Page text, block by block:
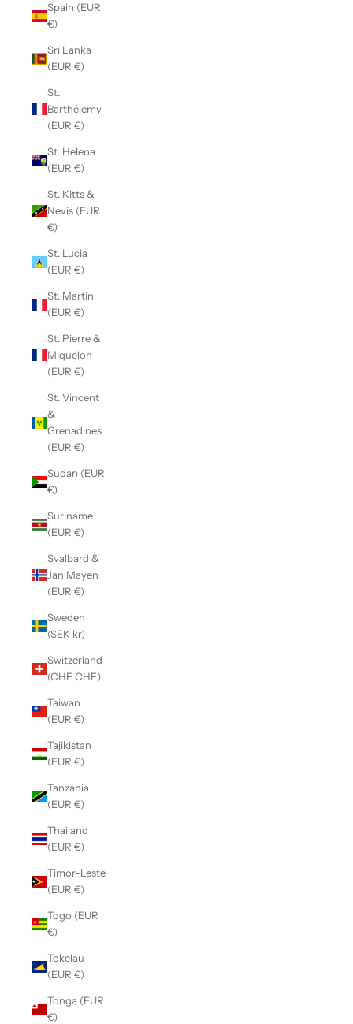
Spain (EUR
€)
Sri Lanka
(EUR €)
St.
Barthélemy
(EUR €)
St. Helena
(EUR €)
St. Kitts &
Nevis (EUR
€)
St. Lucia
(EUR €)
St. Martin
(EUR €)
St. Pierre &
Miquelon
(EUR €)
St. Vincent
&
Grenadines
(EUR €)
Sudan (EUR
€)
Suriname
(EUR €)
Svalbard &
Jan Mayen
(EUR €)
Sweden
(SEK kr)
Switzerland
(CHF CHF)
Taiwan
(EUR €)
Tajikistan
(EUR €)
Tanzania
(EUR €)
Thailand
(EUR €)
Timor-Leste
(EUR €)
Togo (EUR
€)
Tokelau
(EUR €)
Tonga (EUR
€)